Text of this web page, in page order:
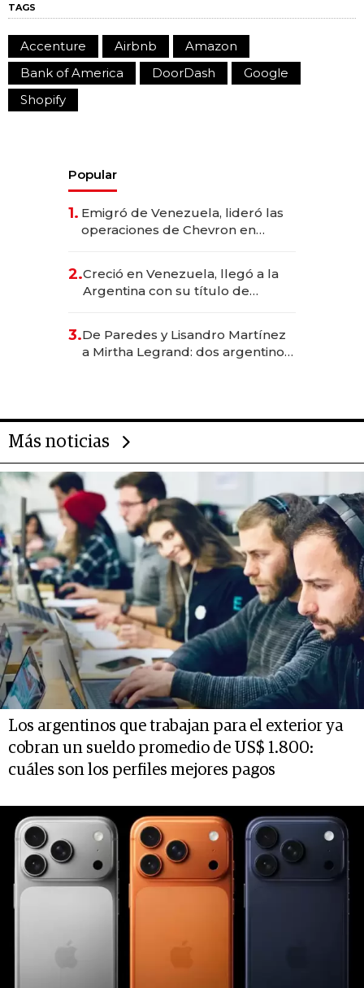
TAGS
Accenture Airbnb
Amazon
Bank of America
DoorDash
Google
Shopify
Popular
1. Emigró de Venezuela, lideró las
operaciones de Chevron en
2.Creció en Venezuela, llegó a la
Argentina con su título de
las marcas "fast premium"
3.De Paredes y Lisandro Martínez
a Mirtha Legrand: dos argentinos
Más noticias
Los argentinos que trabajan para el exterior ya
cobran un sueldo promedio de US$ 1.800:
cuáles son los perfiles mejores pagos